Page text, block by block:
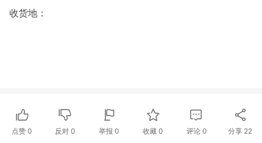
收货地：
点赞 0 反对0 举报 0 收藏 0 评论 0 分享 22